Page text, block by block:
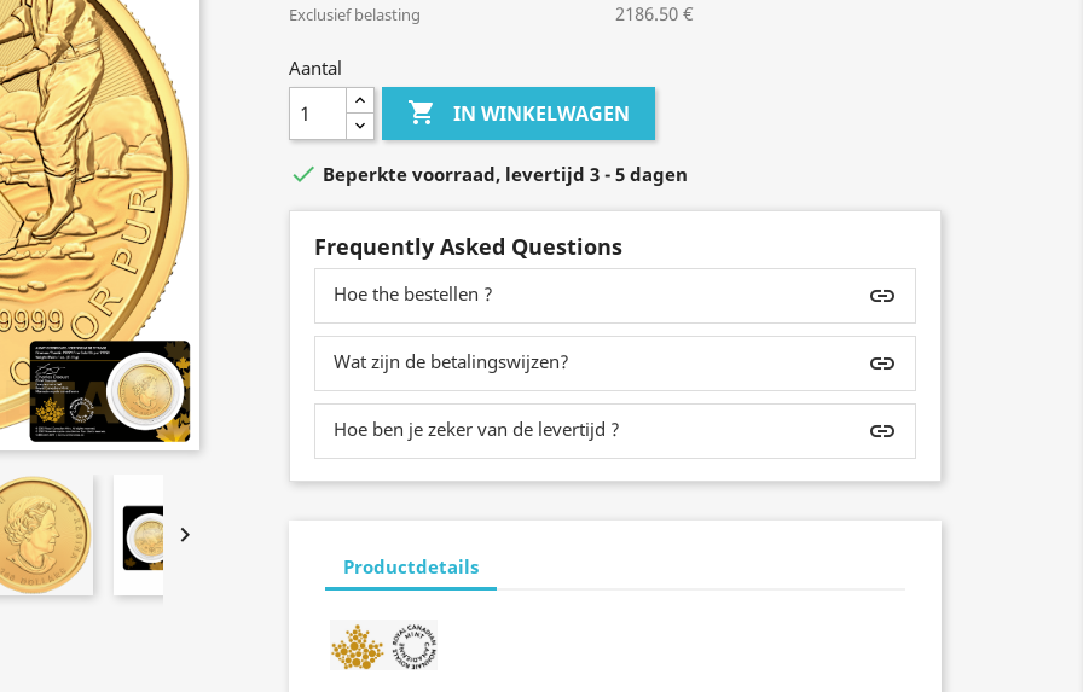

2186.50 €
Exclusief belasting
Aantal
 IN WINKELWAGEN
 Beperkte voorraad, levertijd 3 - 5 dagen
Frequently Asked Questions
Hoe the bestellen ? insert_link
Wat zijn de betalingswijzen? insert_link
Hoe ben je zeker van de levertijd ? insert_link
Productdetails